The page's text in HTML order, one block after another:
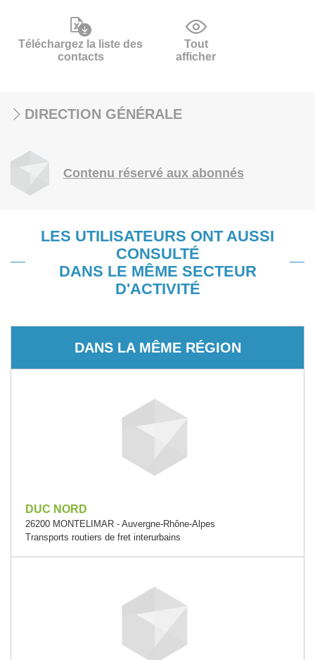
Téléchargez la liste des
contacts
Tout
afficher
DIRECTION GÉNÉRALE
Contenu réservé aux abonnés
LES UTILISATEURS ONT AUSSI
CONSULTÉ
DANS LE MÊME SECTEUR
D'ACTIVITÉ
DANS LA MÊME RÉGION
DUC NORD
26200 MONTELIMAR - Auvergne-Rhône-Alpes
Transports routiers de fret interurbains